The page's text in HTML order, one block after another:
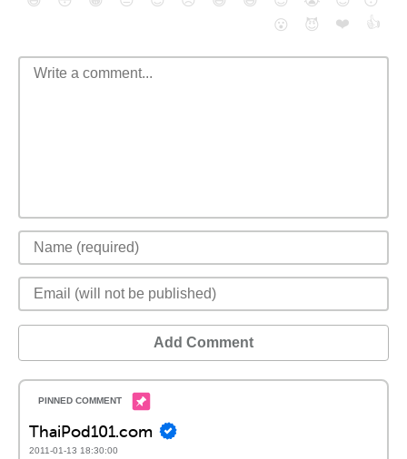
😮
😈 ❤️ 👍
Add Comment
ThaiPod101.com
2011-01-13 18:30:00